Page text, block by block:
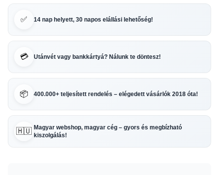
✅ 14 nap helyett, 30 napos elállási lehetőség!
💳 Utánvét vagy bankkártyá? Nálunk te döntesz!
📦 400.000+ teljesített rendelés – elégedett vásárlók 2018 óta!
🇭🇺 Magyar webshop, magyar cég – gyors és megbízható
kiszolgálás!